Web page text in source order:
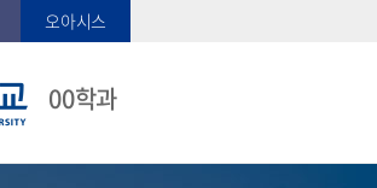
오아시스
00학과